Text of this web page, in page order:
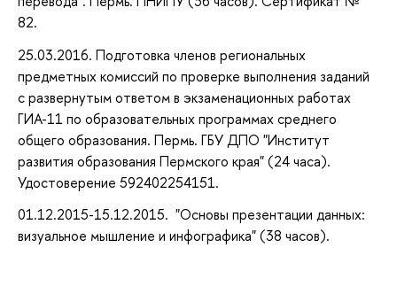
82.
25.03.2016. Подготовка членов региональных
предметных комиссий по проверке выполнения заданий
с развернутым ответом в экзаменационных работах
ГИА-11 по образовательных программах среднего
общего образования. Пермь. ГБУ ДПО "Институт
развития образования Пермского края" (24 часа).
Удостоверение 592402254151.
01.12.2015-15.12.2015. "Основы презентации данных:
визуальное мышление и инфографика" (38 часов).